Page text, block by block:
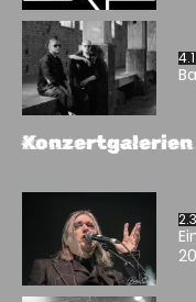
Konzertgalerien